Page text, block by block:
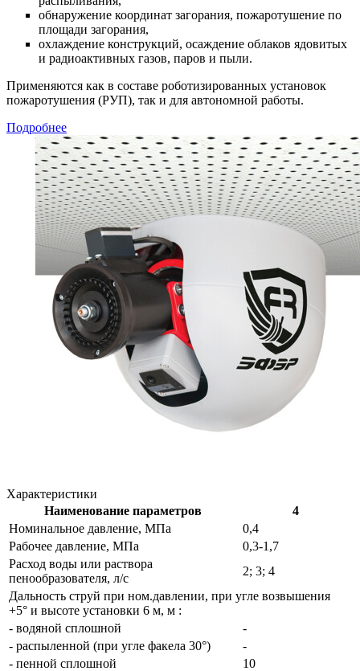
обнаружение координат загорания, пожаротушение по
площади загорания,
охлаждение конструкций, осаждение облаков ядовитых
и радиоактивных газов, паров и пыли.
Применяются как в составе роботизированных установок
пожаротушения (РУП), так и для автономной работы.
Подробнее
Характеристики
Наименование параметров
4
Номинальное давление, МПа
0,4
Рабочее давление, МПа
0,3-1,7
Расход воды или раствора
пенообразователя, л/с
2; 3; 4
Дальность струй при ном.давлении, при угле возвышения
+5° и высоте установки 6 м, м :
- водяной сплошной
-
- распыленной (при угле факела 30°)
-
- пенной сплошной
10